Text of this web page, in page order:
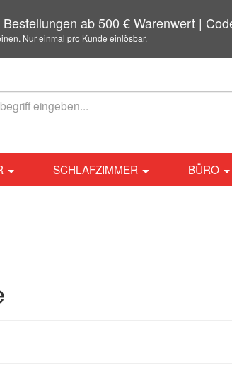
ab 500 € Warenwert |
Nur einmal pro Kunde einlösbar.
SCHLAFZIMMER BÜRO